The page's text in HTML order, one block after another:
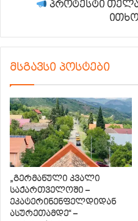
პროტესტი
მსგავსი პოსტები
„გერმანული კვალი
საქართველოში –
ეკატერინენფელდიდან
ასურეთამდე“ –